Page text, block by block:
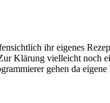
ihr eigenes
Klärung vielleicht noch
gehen da eigene